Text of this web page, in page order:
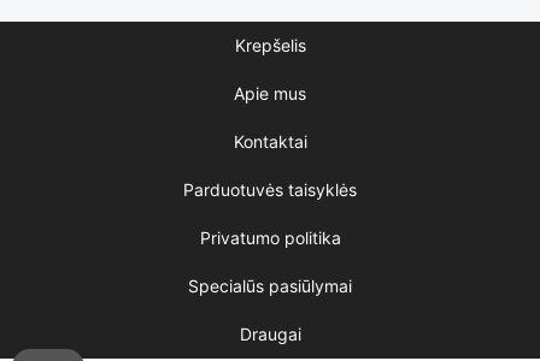
Krepšelis
Apie mus
Kontaktai
Parduotuvės taisyklės
Privatumo politika
Specialūs pasiūlymai
Draugai